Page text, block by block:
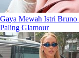
Gaya Mewah Istri Bruno
Paling Glamour